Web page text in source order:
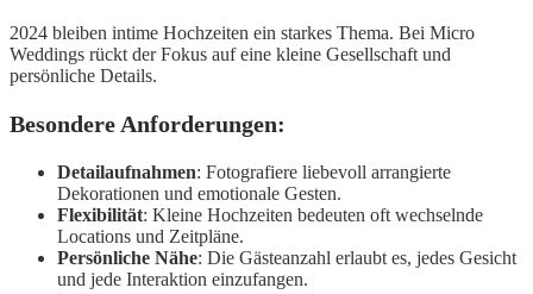
2024 bleiben intime Hochzeiten ein starkes Thema. Bei Micro
Weddings rückt der Fokus auf eine kleine Gesellschaft und
persönliche Details.
Besondere Anforderungen:
Detailaufnahmen: Fotografiere liebevoll arrangierte
Dekorationen und emotionale Gesten.
Flexibilität: Kleine Hochzeiten bedeuten oft wechselnde
Locations und Zeitpläne.
Persönliche Nähe: Die Gästeanzahl erlaubt es, jedes Gesicht
und jede Interaktion einzufangen.